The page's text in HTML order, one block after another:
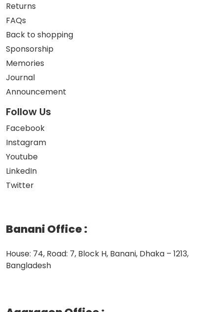
Returns
FAQs
Back to shopping
Sponsorship
Memories
Journal
Announcement
Follow Us
Facebook
Instagram
Youtube
LinkedIn
Twitter
Banani Office:
House: 74, Road: 7, Block H, Banani, Dhaka – 1213,
Bangladesh